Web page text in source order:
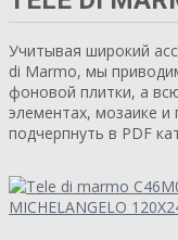
Учитывая широкий
di Marmo, мы
фоновой плитки, а
элементах, мозаике
подчерпнуть в PDF